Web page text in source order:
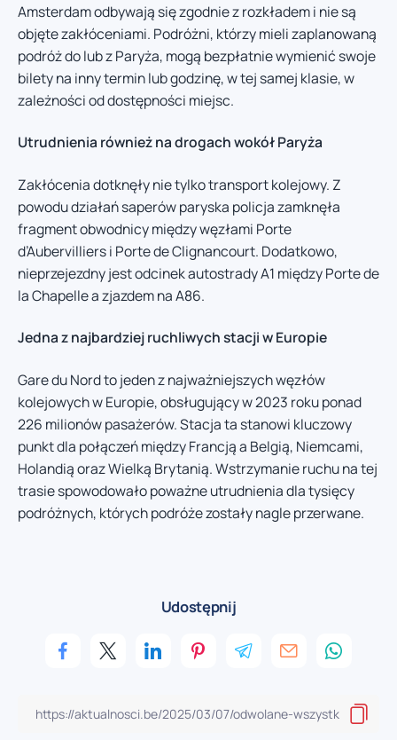
Amsterdam odbywają się zgodnie z rozkładem i nie są
objęte zakłóceniami. Podróżni, którzy mieli zaplanowaną
podróż do lub z Paryża, mogą bezpłatnie wymienić swoje
bilety na inny termin lub godzinę, w tej samej klasie, w
zależności od dostępności miejsc.
Utrudnienia również na drogach wokół Paryża
Zakłócenia dotknęły nie tylko transport kolejowy. Z
powodu działań saperów paryska policja zamknęła
fragment obwodnicy między węzłami Porte
d’Aubervilliers i Porte de Clignancourt. Dodatkowo,
nieprzejezdny jest odcinek autostrady A1 między Porte de
la Chapelle a zjazdem na A86.
Jedna z najbardziej ruchliwych stacji w Europie
Gare du Nord to jeden z najważniejszych węzłów
kolejowych w Europie, obsługujący w 2023 roku ponad
226 milionów pasażerów. Stacja ta stanowi kluczowy
punkt dla połączeń między Francją a Belgią, Niemcami,
Holandią oraz Wielką Brytanią. Wstrzymanie ruchu na tej
trasie spowodowało poważne utrudnienia dla tysięcy
podróżnych, których podróże zostały nagle przerwane.
Udostępnij